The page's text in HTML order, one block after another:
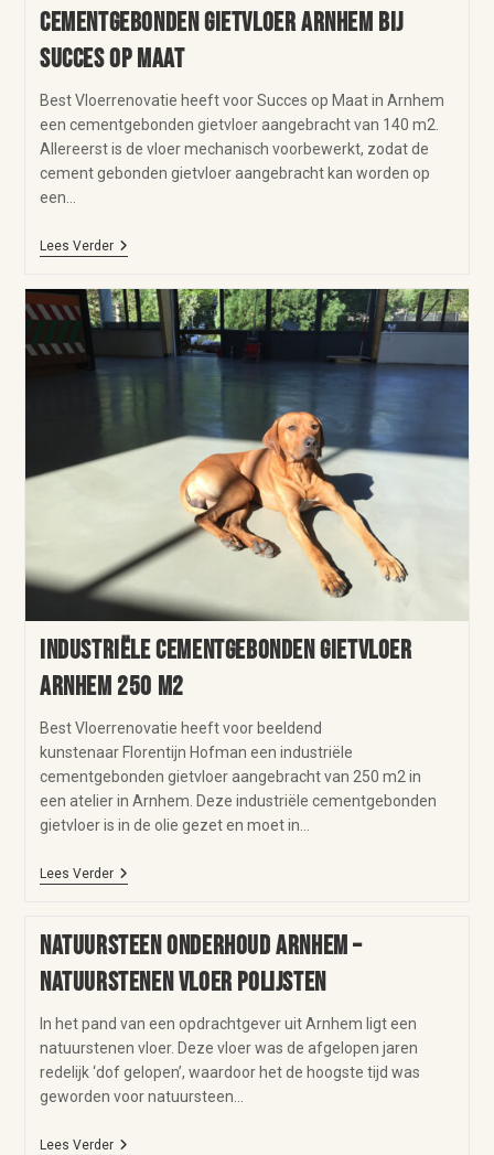
Cementgebonden gietvloer Arnhem bij
Succes op Maat
Best Vloerrenovatie heeft voor Succes op Maat in Arnhem
een cementgebonden gietvloer aangebracht van 140 m2.
Allereerst is de vloer mechanisch voorbewerkt, zodat de
cement gebonden gietvloer aangebracht kan worden op
een…
Lees Verder
Industriële cementgebonden gietvloer
Arnhem 250 m2
Best Vloerrenovatie heeft voor beeldend
kunstenaar Florentijn Hofman een industriële
cementgebonden gietvloer aangebracht van 250 m2 in
een atelier in Arnhem. Deze industriële cementgebonden
gietvloer is in de olie gezet en moet in…
Lees Verder
Natuursteen onderhoud Arnhem –
natuurstenen vloer polijsten
In het pand van een opdrachtgever uit Arnhem ligt een
natuurstenen vloer. Deze vloer was de afgelopen jaren
redelijk ‘dof gelopen’, waardoor het de hoogste tijd was
geworden voor natuursteen…
Lees Verder